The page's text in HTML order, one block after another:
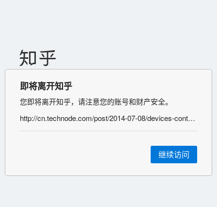
即将离开知乎
您即将离开知乎，请注意您的账号和财产安全。
http://cn.technode.com/post/2014-07-08/devices-contents-and-licenses/
继续访问